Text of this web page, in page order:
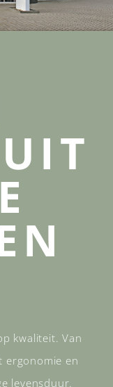
kwaliteit. Van
ergonomie en
levensduur.